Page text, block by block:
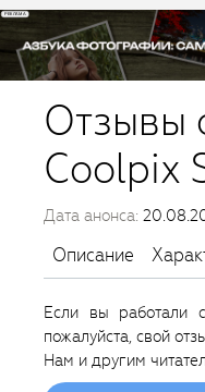
Отзывы
Coolpix
Дата анонса:
Описание
Если вы работали с
пожалуйста, свой
Нам и другим